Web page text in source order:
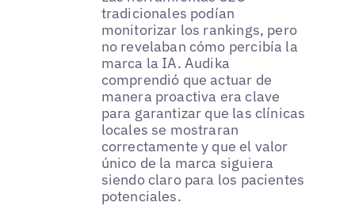
tradicionales podían
monitorizar los rankings, pero
no revelaban cómo percibía la
marca la IA. Audika
comprendió que actuar de
manera proactiva era clave
para garantizar que las clínicas
locales se mostraran
correctamente y que el valor
único de la marca siguiera
siendo claro para los pacientes
potenciales.